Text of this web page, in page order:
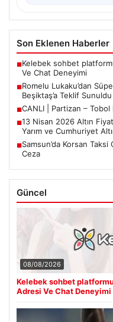
Son Eklenen Haberler
■Kelebek sohbet
Ve Chat Deneyimi
■Romelu Lukaku’dan
Beşiktaş’a Teklif Sunuldu
■CANLI | Partizan – Tobol
■13 Nisan 2026 Altın
Yarım ve Cumhuriyet
■Samsun’da Korsan
Ceza
Güncel
08/08/2026
Kelebek sohbet
Adresi Ve Chat Deneyimi